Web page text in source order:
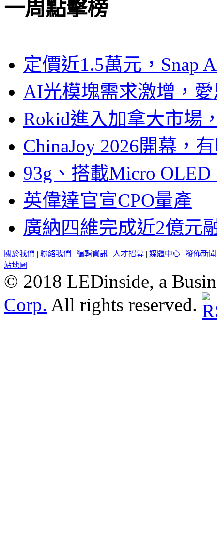
一周點擊榜
定價近1.5萬元，Snap
AI光模塊需求激增，
Rokid進入加拿大市場
ChinaJoy 2026開幕，
93g、搭載Micro
英偉達官宣CPO量產
廣納四維完成近2億元
關於我們 | 聯絡我們 | 編輯資訊 | 人才招募 | 媒體中心 | 發佈新
站地圖
© 2018 LEDinside, a
Corp. All rights reserved.